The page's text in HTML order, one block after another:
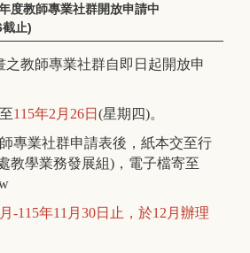
度教師專業社群開放申請中
止)
之教師專業社群自即日起開放申
115年2月26日 (星期四)。
專業社群申請表後，紙本交至行
教學業務發展組)，電子檔寄至
-115年11月30日止，於12月辦理